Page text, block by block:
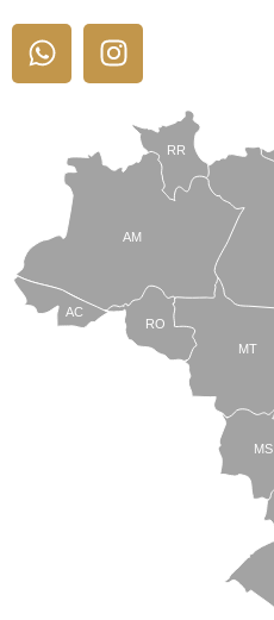
RR
AM
AC
RO
MT
MS